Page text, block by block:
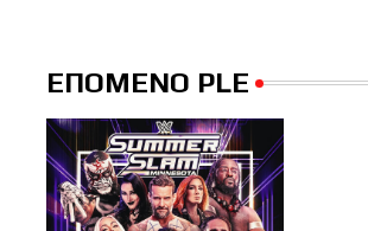
ΕΠΟΜΕΝΟ PLE